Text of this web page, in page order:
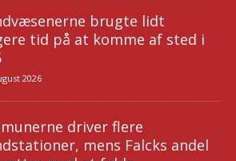
brugte lidt
tid på at komme af sted i
2026
driver flere
mens Falcks andel